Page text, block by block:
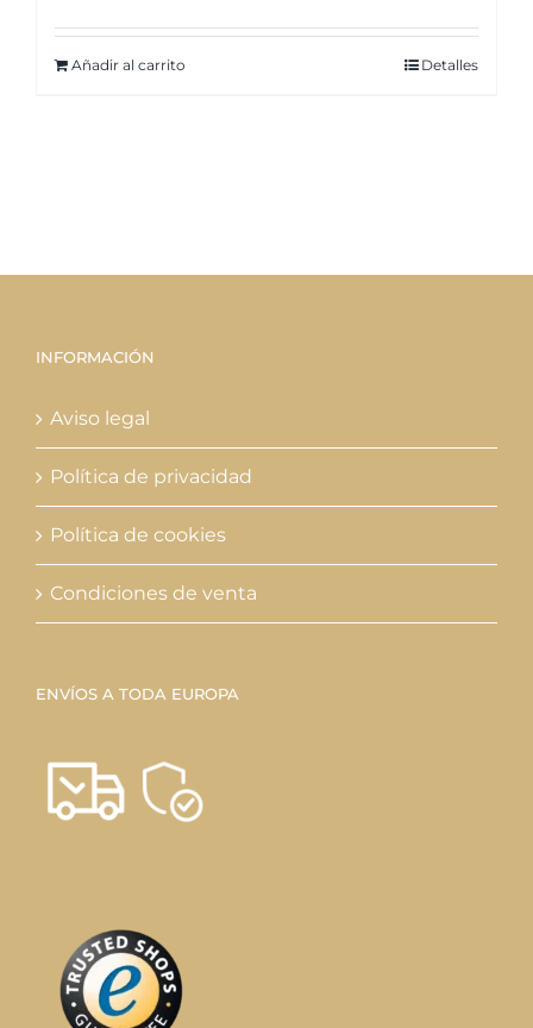
Añadir al carrito Detalles
INFORMACIÓN
Aviso legal
Política de privacidad
Política de cookies
Condiciones de venta
ENVÍOS A TODA EUROPA